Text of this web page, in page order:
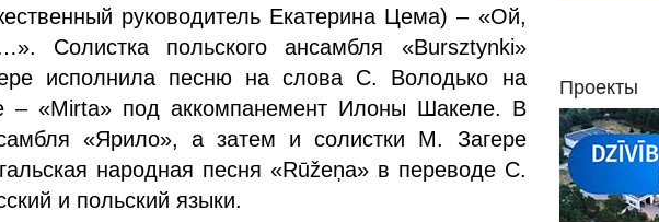
руководитель Екатерина Цема) – «Ой,
Солистка польского ансамбля «Bursztynki»
исполнила песню на слова С. Володько на
– «Mirta» под аккомпанемент Илоны Шакеле. В
«Ярило», а затем и солистки М. Загере
народная песня «Rūžeņa» в переводе С.
и польский языки.
Проекты